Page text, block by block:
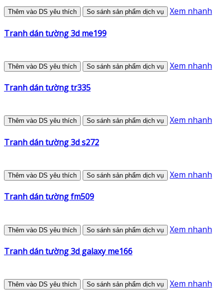
Thêm vào DS yêu thích So sánh sản phẩm dịch vụ Xem nhanh
Tranh dán tường 3d me199
Thêm vào DS yêu thích So sánh sản phẩm dịch vụ Xem nhanh
Tranh dán tường tr335
Thêm vào DS yêu thích So sánh sản phẩm dịch vụ Xem nhanh
Tranh dán tường 3d s272
Thêm vào DS yêu thích So sánh sản phẩm dịch vụ Xem nhanh
Tranh dán tường fm509
Thêm vào DS yêu thích So sánh sản phẩm dịch vụ Xem nhanh
Tranh dán tường 3d galaxy me166
Thêm vào DS yêu thích So sánh sản phẩm dịch vụ Xem nhanh